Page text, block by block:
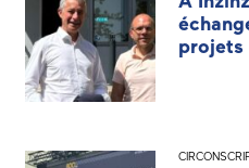
projets